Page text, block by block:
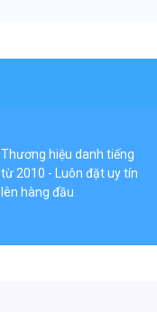
Thương hiệu danh tiếng
từ 2010 - Luôn đặt uy tín
lên hàng đầu